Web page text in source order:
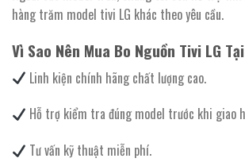
hàng trăm model tivi LG khác theo yêu cầu.
Vì Sao Nên Mua Bo Nguồn Tivi LG
Linh kiện chính hãng chất lượng cao.
Hỗ trợ kiểm tra đúng model trước khi giao
Tư vấn kỹ thuật miễn phí.